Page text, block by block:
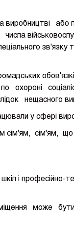
або
зв'язку
нещасного
у сфері
сім'ям, сім'ям,
і професійно-
може